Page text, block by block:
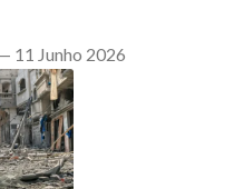
11 Junho 2026